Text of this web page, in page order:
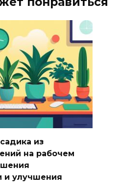
из
на рабочем
и улучшения